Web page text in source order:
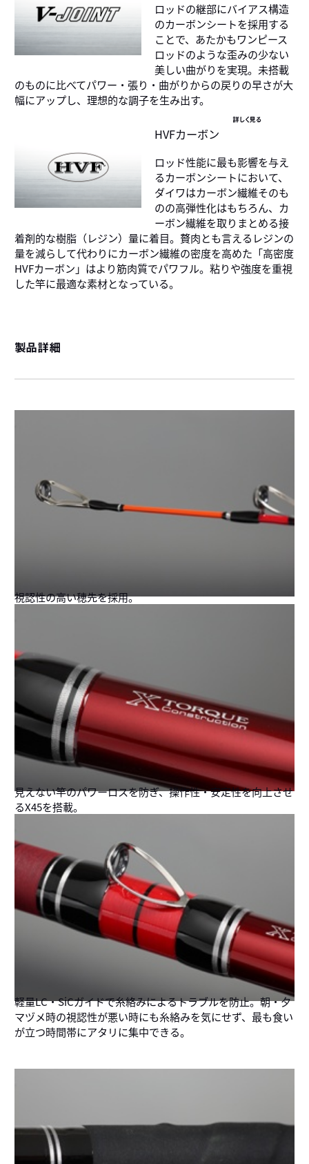
ロッドの継部にバイアス構造
のカーボンシートを採用する
ことで、あたかもワンピース
ロッドのような歪みの少ない
美しい曲がりを実現。未搭載
のものに比べてパワー・張り・曲がりからの戻りの早さが大
幅にアップし、理想的な調子を生み出す。
詳しく見る
HVFカーボン
ロッド性能に最も影響を与え
るカーボンシートにおいて、
ダイワはカーボン繊維そのも
のの高弾性化はもちろん、カ
ーボン繊維を取りまとめる接
着剤的な樹脂（レジン）量に着目。贅肉とも言えるレジンの
量を減らして代わりにカーボン繊維の密度を高めた「高密度
HVFカーボン」はより筋肉質でパワフル。粘りや強度を重視
した竿に最適な素材となっている。
製品詳細
視認性の高い穂先を採用。
見えない竿のパワーロスを防ぎ、操作性・安定性を向上させ
るX45を搭載。
軽量LC・SiCガイドで糸絡みによるトラブルを防止。朝・夕
マヅメ時の視認性が悪い時にも糸絡みを気にせず、最も食い
が立つ時間帯にアタリに集中できる。